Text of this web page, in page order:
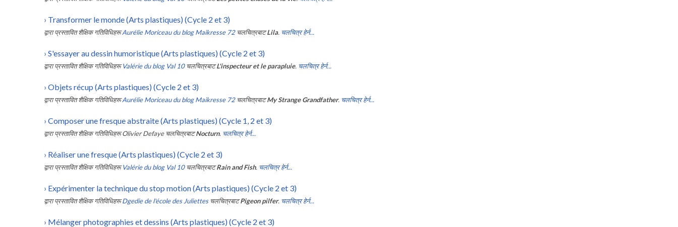
› Transformer le monde (Arts plastiques) (Cycle 2 et 3)
द्वारा प्रस्तावित शैक्षिक गतिविधिहरू Aurélie Moriceau du blog Maikresse 72 चलचित्रबाट Lila. चलचित्र हेर्न...
› S'essayer au dessin humoristique (Arts plastiques) (Cycle 2 et 3)
द्वारा प्रस्तावित शैक्षिक गतिविधिहरू Valérie du blog Val 10 चलचित्रबाट L'inspecteur et le parapluie. चलचित्र हेर्न...
› Objets récup (Arts plastiques) (Cycle 2 et 3)
द्वारा प्रस्तावित शैक्षिक गतिविधिहरू Aurélie Moriceau du blog Maikresse 72 चलचित्रबाट My Strange Grandfather. चलचित्र हेर्न...
› Composer une fresque abstraite (Arts plastiques) (Cycle 1, 2 et 3)
द्वारा प्रस्तावित शैक्षिक गतिविधिहरू Olivier Defaye चलचित्रबाट Nocturn. चलचित्र हेर्न...
› Réaliser une fresque (Arts plastiques) (Cycle 2 et 3)
द्वारा प्रस्तावित शैक्षिक गतिविधिहरू Valérie du blog Val 10 चलचित्रबाट Rain and Fish. चलचित्र हेर्न...
› Expérimenter la technique du stop motion (Arts plastiques) (Cycle 2 et 3)
द्वारा प्रस्तावित शैक्षिक गतिविधिहरू Dgedie de l'école des Juliettes चलचित्रबाट Pigeon pilfer. चलचित्र हेर्न...
› Mélanger photographies et dessins (Arts plastiques) (Cycle 2 et 3)